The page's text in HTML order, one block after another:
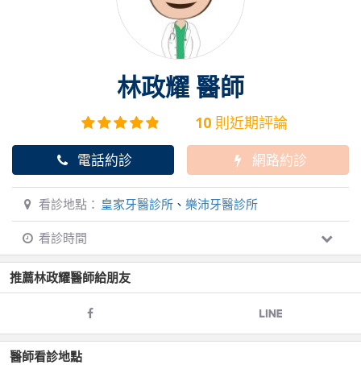
林政耀 醫師
10則近期評論
電話約診 網路約診
看診地點： 皇家牙醫診所 、 樂沛牙醫診所
看診時間
推薦林政耀醫師給朋友
醫師看診地點